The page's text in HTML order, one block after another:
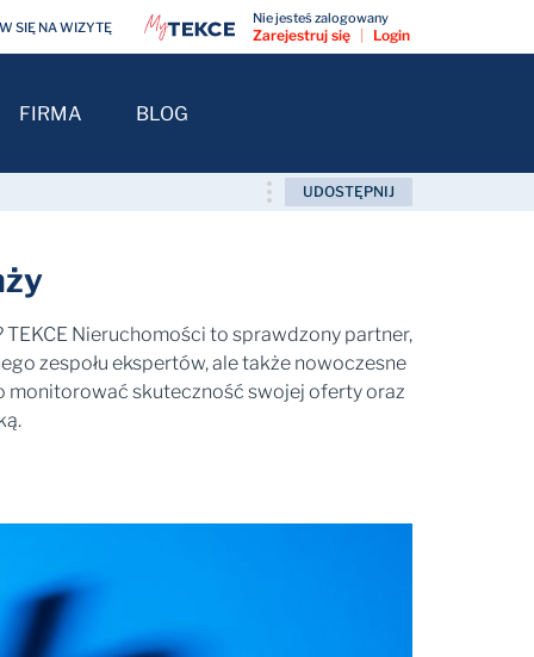
UDOSTĘPNIJ
Nieruchomości to sprawdzony partner,
zespołu ekspertów, ale także nowoczesne
monitorować skuteczność swojej oferty oraz
FIRMA BLOG
SIĘ NA WIZYTĘ
Nie jesteś zalogowany
Zarejestruj się Login